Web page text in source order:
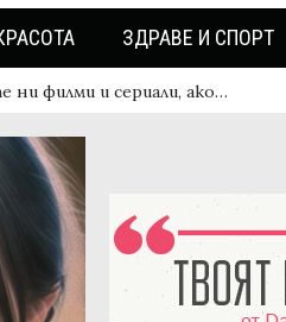
ЗДРАВЕ И СПОРТ
ни филми и сериали, ако…